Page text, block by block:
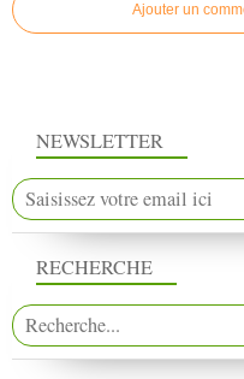
Ajouter un
NEWSLETTER
RECHERCHE